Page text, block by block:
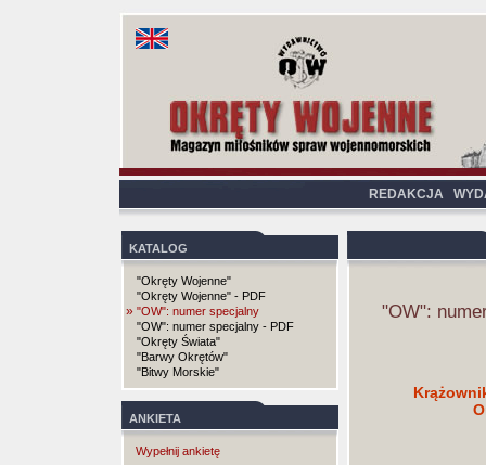
REDAKCJA
KATALOG
"Okręty Wojenne"
"Okręty Wojenne" - PDF
» "OW": numer specjalny
"OW": numer specjalny - PDF
"Okręty Świata"
"Barwy Okrętów"
"Bitwy Morskie"
ANKIETA
Wypełnij ankietę
"OW":